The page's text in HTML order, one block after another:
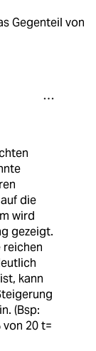
Gegenteil von
die
wird
gezeigt.
reichen
kann
(Bsp:
von 20 t=